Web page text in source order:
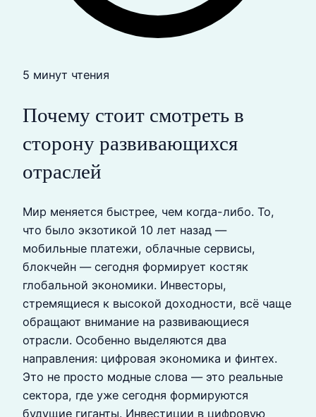
5 минут чтения
Почему стоит смотреть в
сторону развивающихся
отраслей
Мир меняется быстрее, чем когда-либо. То,
что было экзотикой 10 лет назад —
мобильные платежи, облачные сервисы,
блокчейн — сегодня формирует костяк
глобальной экономики. Инвесторы,
стремящиеся к высокой доходности, всё чаще
обращают внимание на развивающиеся
отрасли. Особенно выделяются два
направления: цифровая экономика и финтех.
Это не просто модные слова — это реальные
сектора, где уже сегодня формируются
будущие гиганты. Инвестиции в цифровую